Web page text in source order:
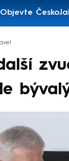
Objevte Česko